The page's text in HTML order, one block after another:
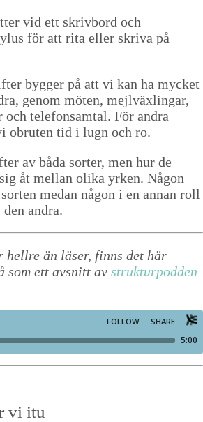
byg­ger på att vi kan ha myck­et
genom möten, mejlväxlin­gar,
och tele­fon­sam­tal. För andra
obruten tid i lugn och ro.
av båda sorter, men hur de
åt mel­lan oli­ka yrken. Någon
medan någon i en annan roll
andra.
hellre än läser, finns det här
som ett avsnitt av strukturpodden
vi itu